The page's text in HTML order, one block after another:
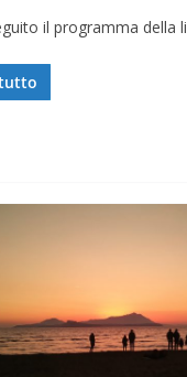
il programma della